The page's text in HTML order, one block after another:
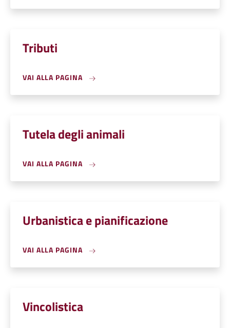
Tributi
VAI ALLA PAGINA
Tutela degli animali
VAI ALLA PAGINA
Urbanistica e pianificazione
VAI ALLA PAGINA
Vincolistica